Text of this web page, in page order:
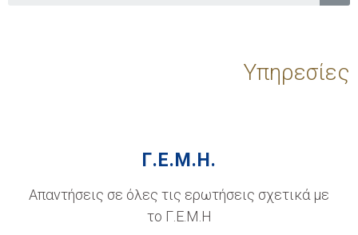
Υπηρεσίες
Γ.Ε.Μ.Η.
Απαντήσεις σε όλες τις ερωτήσεις σχετικά με
το Γ.Ε.Μ.Η